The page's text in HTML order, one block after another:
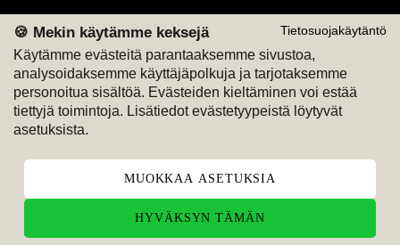
Tietosuojakäytäntö
🍪 Mekin käytämme keksejä
Käytämme evästeitä parantaaksemme sivustoa,
analysoidaksemme käyttäjäpolkuja ja tarjotaksemme
personoitua sisältöä. Evästeiden kieltäminen voi estää
tiettyjä toimintoja. Lisätiedot evästetyypeistä löytyvät
asetuksista.
MUOKKAA ASETUKSIA
HYVÄKSYN TÄMÄN
Maksutavat
M
Seuraa meitä